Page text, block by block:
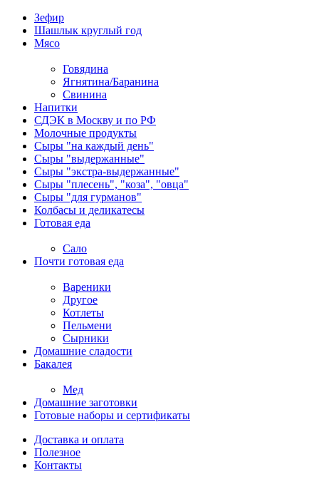
Зефир
Шашлык круглый год
Мясо
Говядина
Ягнятина/Баранина
Свинина
Напитки
СДЭК в Москву и по РФ
Молочные продукты
Сыры "на каждый день"
Сыры "выдержанные"
Сыры "экстра-выдержанные"
Сыры "плесень", "коза", "овца"
Сыры "для гурманов"
Колбасы и деликатесы
Готовая еда
Сало
Почти готовая еда
Вареники
Другое
Котлеты
Пельмени
Сырники
Домашние сладости
Бакалея
Мед
Домашние заготовки
Готовые наборы и сертификаты
Доставка и оплата
Полезное
Контакты